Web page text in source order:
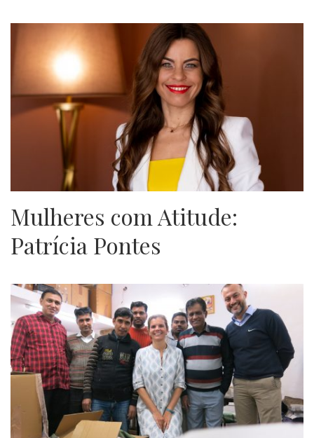
Mulheres com Atitude:
Patrícia Pontes